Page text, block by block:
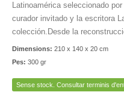
Latinoamérica seleccionado
curador invitado y la escritora
colección.Desde la
Dimensions: 210 x 140 x 20 cm
Pes: 300 gr
Sense stock. Consultar terminis